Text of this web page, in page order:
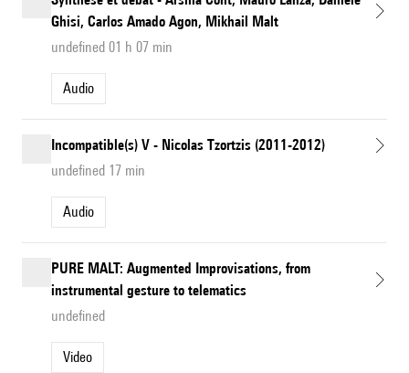
Ghisi, Carlos Amado Agon, Mikhail Malt
undefined 01 h 07 min
Audio
Incompatible(s) V - Nicolas Tzortzis (2011-2012)
undefined 17 min
Audio
PURE MALT: Augmented Improvisations, from
instrumental gesture to telematics
undefined
Video